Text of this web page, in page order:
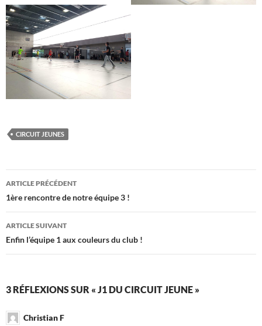
CIRCUIT JEUNES
Navigation
des
articles
ARTICLE PRÉCÉDENT
1ère rencontre de notre équipe 3 !
ARTICLE SUIVANT
Enfin l’équipe 1 aux couleurs du club !
3 RÉFLEXIONS SUR « J1 DU CIRCUIT JEUNE »
Christian F